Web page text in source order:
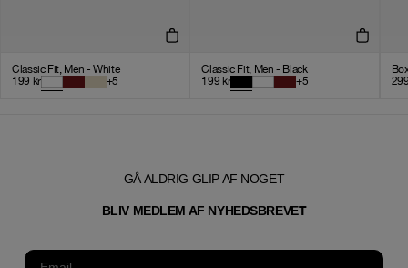
Classic Fit, Men - White
199 kr +5
Classic Fit, Men - Black
199 kr +5
GÅ ALDRIG GLIP AF NOGET
BLIV MEDLEM AF NYHEDSBREVET